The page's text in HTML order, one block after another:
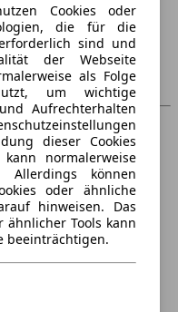
Cookies oder
die für die
sind und
der Webseite
als Folge
um wichtige
Aufrechterhalten
dieser Cookies
normalerweise
Allerdings können
oder ähnliche
hinweisen. Das
ähnlicher Tools kann
beeinträchtigen.